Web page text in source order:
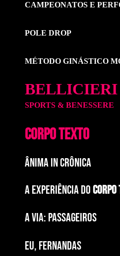
CAMPEONATOS E
POLE DROP
MÉTODO GINÁSTICO
BELLICIERI
SPORTS & BENESSERE
CORPO TEXTO
ÂNIMA IN CRÔNICA
A EXPERIÊNCIA DO
a via: paSSAGEIROS
EU, FERNANDAS